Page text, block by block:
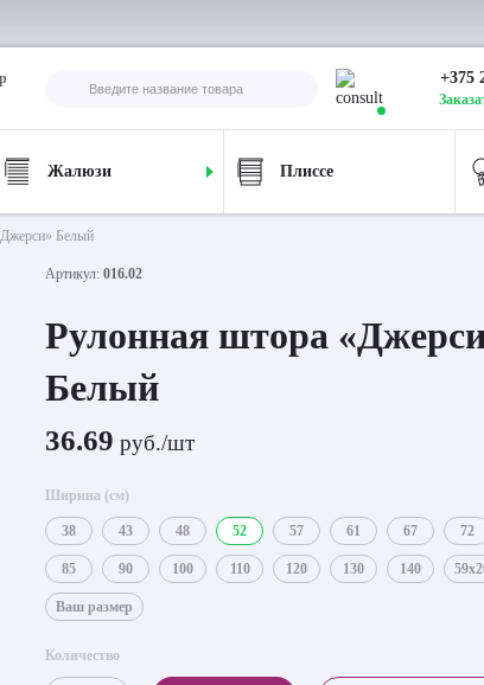
+375
Жалюзи Плиссе
Белый
Артикул: 016.02
Рулонная штора
Белый
36.69 руб./шт
Ширина (см)
38 43 48 52 57 61 67 72
85 90 100 110 120 130 140
Ваш размер
Количество